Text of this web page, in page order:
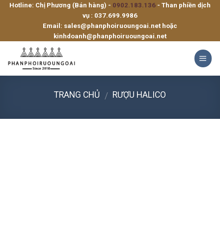
SkipHotline: Chị Phương (Bán hàng) - 0902.183.136 - Than phiền dịch
vụ : 037.699.9986
Email: sales@phanphoiruoungoai.net hoặc
kinhdoanh@phanphoiruoungoai.net
TRANG CHỦ / RƯỢU HALICO